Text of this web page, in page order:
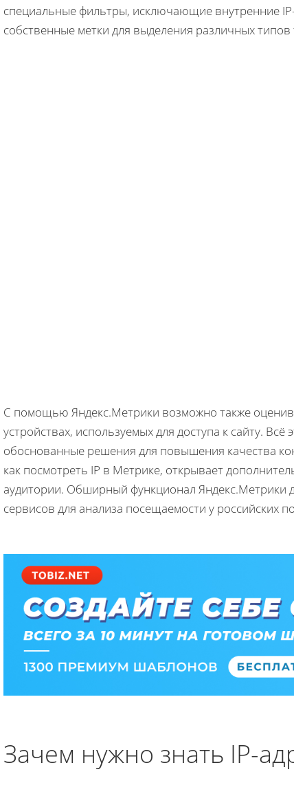
специальные фильтры, исключающие внутренние
собственные метки для выделения различных типов
С помощью Яндекс.Метрики возможно также
устройствах, используемых для доступа к сайту.
обоснованные решения для повышения качества
как посмотреть IP в Метрике, открывает
аудитории. Обширный функционал Яндекс.Метрики
сервисов для анализа посещаемости у российских
Зачем нужно знать IP-